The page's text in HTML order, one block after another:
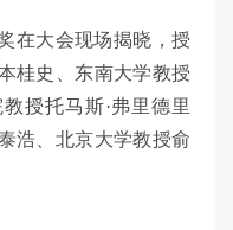
在大会现场揭晓，授
桂史、东南大学教授
授托马斯·弗里德里
浩、北京大学教授俞